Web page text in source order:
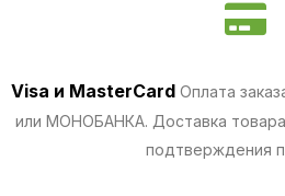
Visa и MasterCard Оплата
или МОНОБАНКА. Доставка
подтверждения